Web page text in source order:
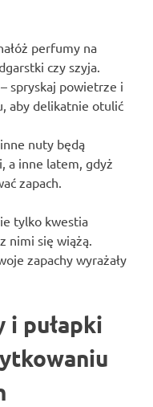
perfumy na
czy szyja.
spryskaj powietrze i
aby delikatnie otulić
nuty będą
a inne latem, gdyż
zapach.
tylko kwestia
nimi się wiążą.
zapachy wyrażały
i pułapki